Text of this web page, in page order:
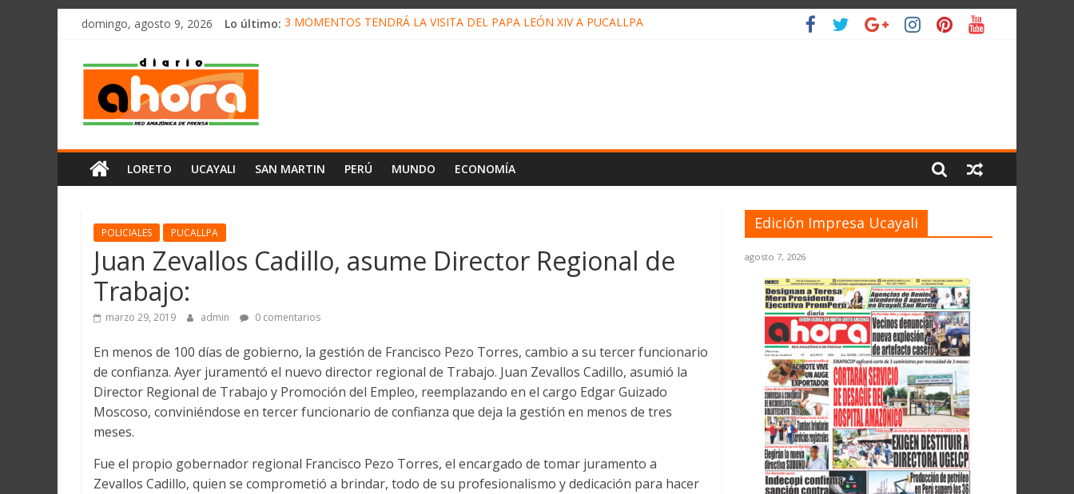
олимп казино
Saltardomingo, agosto 9, 2026 Lo último: 3 MOMENTOS TENDRÁ LA VISITA DEL PAPA LEÓN XIV A PUCALLPA
Diario
Ahora
Cadena
Amazónica
de
Noticias
del
Perú,
Mundo
Ucayali,
San
Martín
Loreto
LORETO UCAYALI SAN MARTIN PERÚ MUNDO ECONOMÍA
POLICIALES PUCALLPA
Juan Zevallos Cadillo, asume Director Regional de
Trabajo:
marzo 29, 2019 admin 0 comentarios
En menos de 100 días de gobierno, la gestión de Francisco Pezo Torres, cambio a su tercer funcionario
de confianza. Ayer juramentó el nuevo director regional de Trabajo. Juan Zevallos Cadillo, asumió la
Director Regional de Trabajo y Promoción del Empleo, reemplazando en el cargo Edgar Guizado
Moscoso, conviniéndose en tercer funcionario de confianza que deja la gestión en menos de tres
meses.
Fue el propio gobernador regional Francisco Pezo Torres, el encargado de tomar juramento a
Zevallos Cadillo, quien se comprometió a brindar, todo de su profesionalismo y dedicación para hacer
Edición Impresa Ucayali
agosto 7, 2026